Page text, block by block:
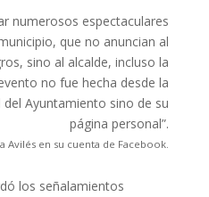
numerosos espectaculares
que no anuncian al
sino al alcalde, incluso la
no fue hecha desde la
Ayuntamiento sino de su
página personal”.
Avilés en su cuenta de Facebook.
los señalamientos